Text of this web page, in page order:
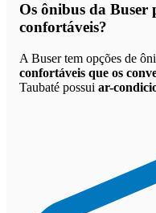
Os ônibus da Buser
confortáveis?
A Buser tem opções de
confortáveis que os
Taubaté possui ar-